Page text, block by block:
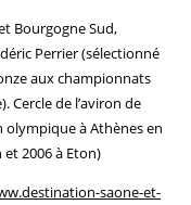
Bourgogne Sud,
Perrier (sélectionné
aux championnats
Cercle de l’aviron de
olympique à Athènes en
2006 à Eton)
saone-et-